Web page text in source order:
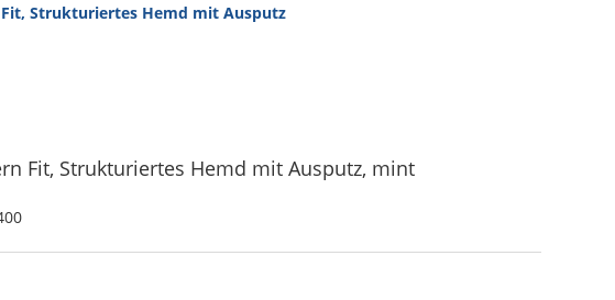
Strukturiertes Hemd mit Ausputz
Fit, Strukturiertes Hemd mit Ausputz, mint